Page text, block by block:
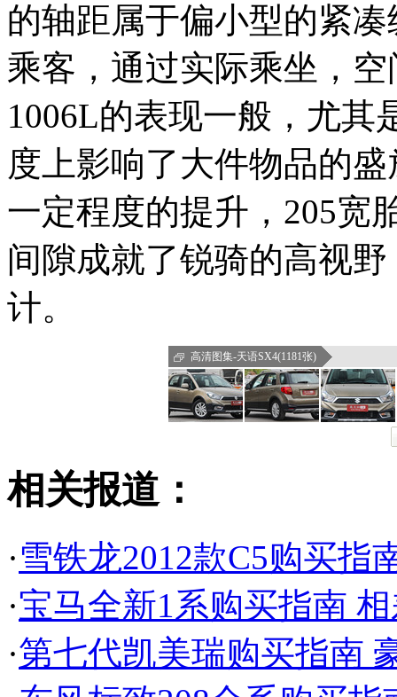
的轴距属于偏小型的紧
乘客，通过实际乘坐，
1006L的表现一般，尤其
度上影响了大件物品的
一定程度的提升，205宽
间隙成就了锐骑的高视
计。
高清图集-天语SX4(1181张)
相关报道：
·雪铁龙2012款C5购买指
·宝马全新1系购买指南
·第七代凯美瑞购买指南